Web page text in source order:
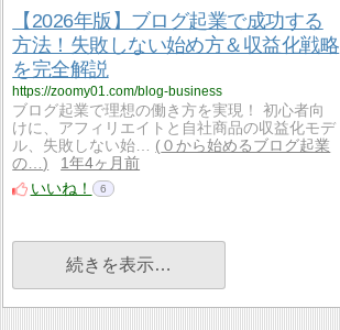
【2026年版】ブログ起業で成功する
方法！失敗しない始め方＆収益化戦略
を完全解説
https://zoomy01.com/blog-business
ブログ起業で理想の働き方を実現！ 初心者向
けに、アフィリエイトと自社商品の収益化モデ
ル、失敗しない始…
０から始めるブログ起業
の…
1年4ヶ月前
いいね！
6
続きを表示…